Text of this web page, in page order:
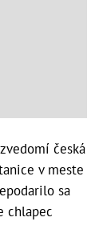
česká
v meste
sa
chlapec